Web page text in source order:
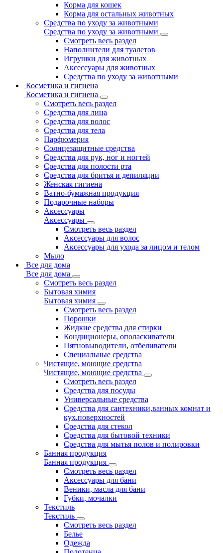
Корма для кошек
Корма для остальных животных
Средства по уходу за животными
Средства по уходу за животными
Смотреть весь раздел
Наполнители для туалетов
Игрушки для животных
Аксессуары для животных
Средства по уходу за животными
Косметика и гигиена
Косметика и гигиена
Смотреть весь раздел
Средства для лица
Средства для волос
Средства для тела
Парфюмерия
Солнцезащитные средства
Средства для рук, ног и ногтей
Средства для полости рта
Средства для бритья и депиляции
Женская гигиена
Ватно-бумажная продукция
Подарочные наборы
Аксессуары
Аксессуары
Смотреть весь раздел
Аксессуары для волос
Аксессуары для ухода за лицом и телом
Мыло
Все для дома
Все для дома
Смотреть весь раздел
Бытовая химия
Бытовая химия
Смотреть весь раздел
Порошки
Жидкие средства для стирки
Кондиционеры, ополаскиватели
Пятновыводители, отбеливатели
Специальные средства
Чистящие, моющие средства
Чистящие, моющие средства
Смотреть весь раздел
Средства для посуды
Универсальные средства
Средства для сантехники,ванных комнат и
кух.поверхностей
Средства для стекол
Средства для бытовой техники
Средства для мытья полов и полировки
Банная продукция
Банная продукция
Смотреть весь раздел
Аксессуары для бани
Веники, масла для бани
Губки, мочалки
Текстиль
Текстиль
Смотреть весь раздел
Белье
Одежда